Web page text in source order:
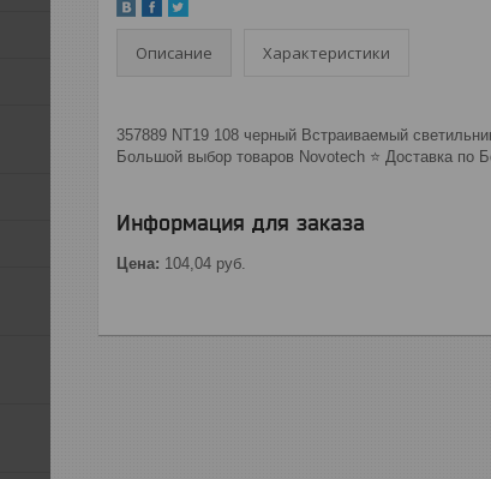
Описание Характеристики
357889 NT19 108 черный Встраиваемый
Большой выбор товаров Novotech ⭐️ Доставка по
Информация для заказа
Цена: 104,04 руб.